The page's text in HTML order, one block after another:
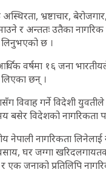
भ्रष्टाचार,
र अन्ततः उतैका
लिनुभएको छ ।
वर्षमा १६ जना
लिएका छन् ।
विवाह गर्ने विदेशी
बसेर विदेशको नागरिकता
नेपाली नागरिकता
घर जग्गा
एक जनाको प्रतिलिपि